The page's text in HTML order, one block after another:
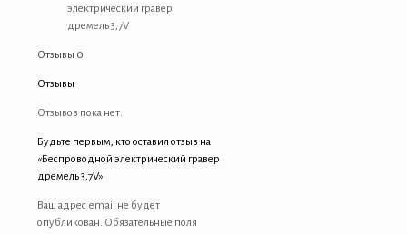
электрический гравер
дремель 3,7V
Отзывы 0
Отзывы
Отзывов пока нет.
Будьте первым, кто оставил отзыв на
«Беспроводной электрический гравер
дремель 3,7V»
Ваш адрес email не будет
опубликован. Обязательные поля